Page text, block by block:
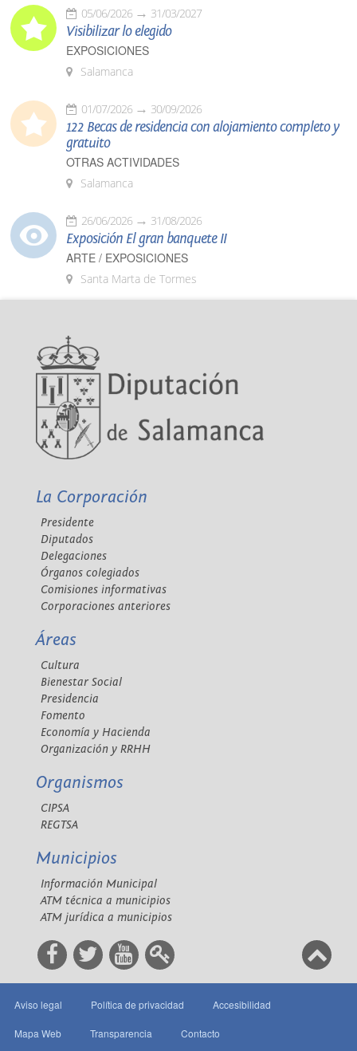
05/06/2026 31/03/2027
Visibilizar lo elegido
EXPOSICIONES
Salamanca
01/07/2026 30/09/2026
122 Becas de residencia con alojamiento completo y
gratuito
OTRAS ACTIVIDADES
Salamanca
26/06/2026 31/08/2026
Exposición El gran banquete II
ARTE / EXPOSICIONES
Santa Marta de Tormes
La Corporación
Presidente
Diputados
Delegaciones
Órganos colegiados
Comisiones informativas
Corporaciones anteriores
Áreas
Cultura
Bienestar Social
Presidencia
Fomento
Economía y Hacienda
Organización y RRHH
Organismos
CIPSA
REGTSA
Municipios
Información Municipal
ATM técnica a municipios
ATM jurídica a municipios
Aviso legal Política de privacidad Accesibilidad
Mapa Web Transparencia Contacto